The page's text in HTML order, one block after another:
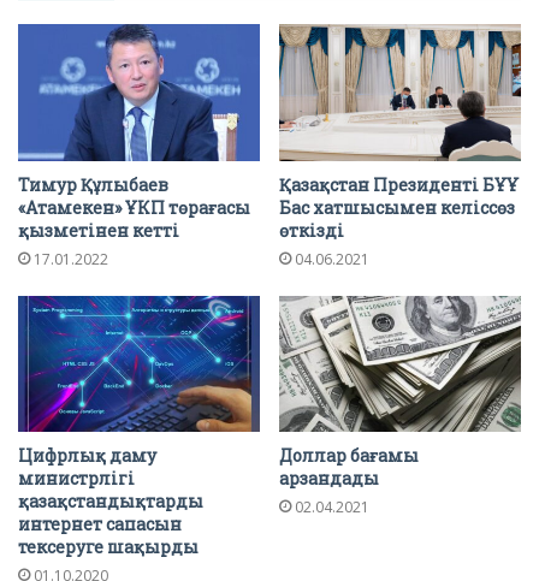
Тимур Құлыбаев
«Атамекен» ҰКП төрағасы
қызметінен кетті
17.01.2022
Қазақстан Президенті БҰҰ
Бас хатшысымен келіссөз
өткізді
04.06.2021
Цифрлық даму
министрлігі
қазақстандықтарды
интернет сапасын
тексеруге шақырды
01.10.2020
Доллар бағамы
арзандады
02.04.2021